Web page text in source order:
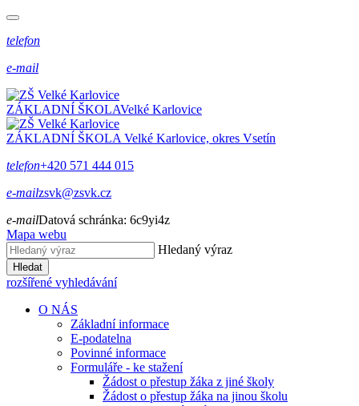
telefon
e-mail
ZÁKLADNÍ ŠKOLAVelké Karlovice
ZÁKLADNÍ ŠKOLA Velké Karlovice, okres Vsetín
telefon+420 571 444 015
e-mailzsvk@zsvk.cz
e-mailDatová schránka: 6c9yi4z
Mapa webu
Hledaný výraz
Hledat
rozšířené vyhledávání
O NÁS
Základní informace
E-podatelna
Povinné informace
Formuláře - ke stažení
Žádost o přestup žáka z jiné školy
Žádost o přestup žáka na jinou školu